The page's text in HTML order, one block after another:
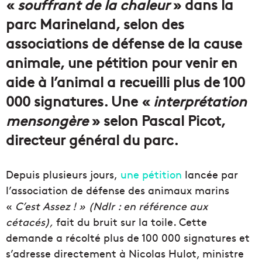
parc Marineland, selon des
associations de défense de la cause
animale, une pétition pour venir en
aide à l’animal a recueilli plus de 100
000 signatures. Une « interprétation
mensongère» selon Pascal Picot,
directeur général du parc.
Depuis plusieurs jours, une pétition lancée par
l’association de défense des animaux marins
« C’est Assez ! » (Ndlr : en référence aux
cétacés), fait du bruit sur la toile. Cette
demande a récolté plus de 100 000 signatures et
s’adresse directement à Nicolas Hulot, ministre